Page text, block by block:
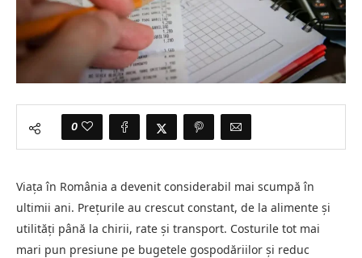
0
Viața în România a devenit considerabil mai scumpă în
ultimii ani. Prețurile au crescut constant, de la alimente și
utilități până la chirii, rate și transport. Costurile tot mai
mari pun presiune pe bugetele gospodăriilor și reduc